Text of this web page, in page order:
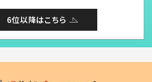
6位以降はこちら